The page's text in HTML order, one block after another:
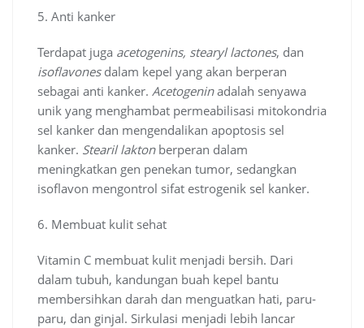
5. Anti kanker
Terdapat juga acetogenins, stearyl lactones, dan
isoflavonesdalam kepel yang akan berperan
sebagai anti kanker. Acetogeninadalah senyawa
unik yang menghambat permeabilisasi mitokondria
sel kanker dan mengendalikan apoptosis sel
kanker. Stearil laktonberperan dalam
meningkatkan gen penekan tumor, sedangkan
isoflavon mengontrol sifat estrogenik sel kanker.
6. Membuat kulit sehat
Vitamin C membuat kulit menjadi bersih. Dari
dalam tubuh, kandungan buah kepel bantu
membersihkan darah dan menguatkan hati, paru-
paru, dan ginjal. Sirkulasi menjadi lebih lancar